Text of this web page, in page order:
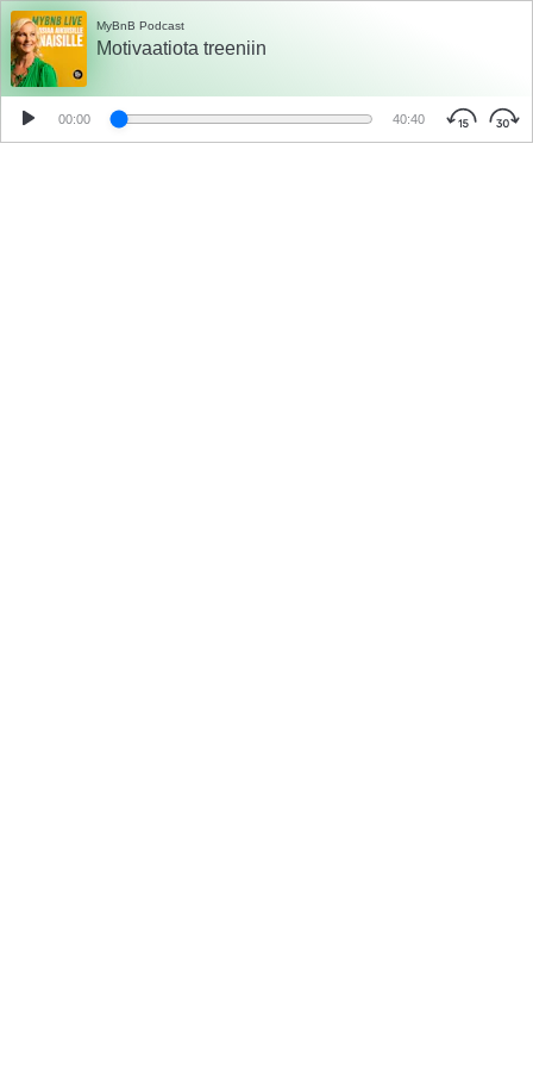
MyBnB Podcast
Motivaatiota treeniin
00:00 40:40